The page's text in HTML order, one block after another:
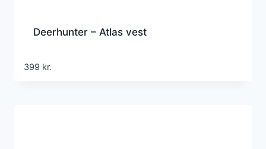
Deerhunter – Atlas vest
399 kr.